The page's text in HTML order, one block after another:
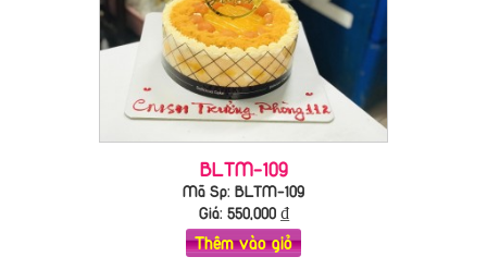
BLTM-109
Mã Sp: BLTM-109
Giá: 550,000₫
Thêm vào giỏ